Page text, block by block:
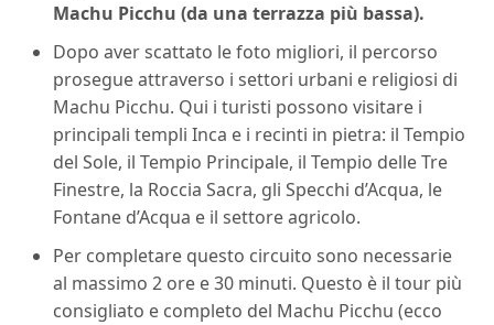
Machu Picchu (da una terrazza più bassa).
Dopo aver scattato le foto migliori, il percorso
prosegue attraverso i settori urbani e religiosi di
Machu Picchu. Qui i turisti possono visitare i
principali templi Inca e i recinti in pietra: il Tempio
del Sole, il Tempio Principale, il Tempio delle Tre
Finestre, la Roccia Sacra, gli Specchi d’Acqua, le
Fontane d’Acqua e il settore agricolo.
Per completare questo circuito sono necessarie
al massimo 2 ore e 30 minuti. Questo è il tour più
consigliato e completo del Machu Picchu (ecco